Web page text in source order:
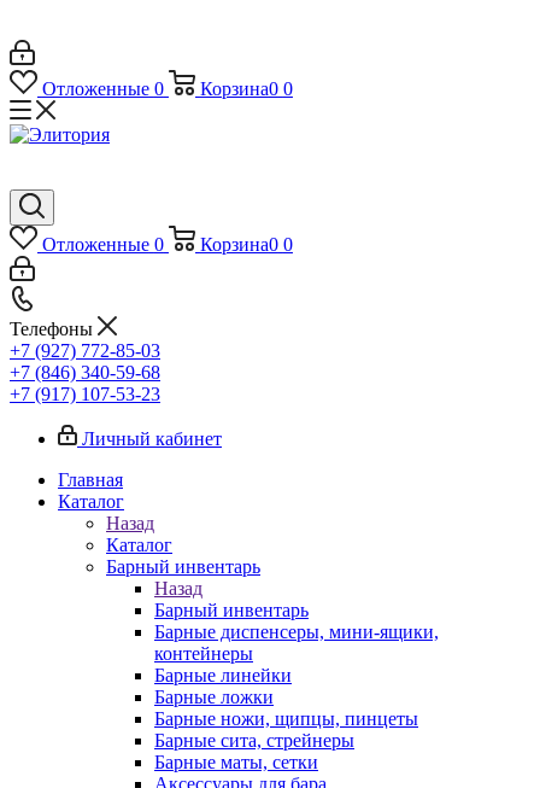
Отложенные 0 Корзина0 0
Отложенные 0 Корзина0 0
Телефоны
+7 (927) 772-85-03
+7 (846) 340-59-68
+7 (917) 107-53-23
Личный кабинет
Главная
Каталог
Назад
Каталог
Барный инвентарь
Назад
Барный инвентарь
Барные диспенсеры, мини-ящики,
контейнеры
Барные линейки
Барные ложки
Барные ножи, щипцы, пинцеты
Барные сита, стрейнеры
Барные маты, сетки
Аксессуары для бара